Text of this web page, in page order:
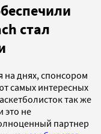
стал
на днях, спонсором
самых интересных
так же
это не
партнер